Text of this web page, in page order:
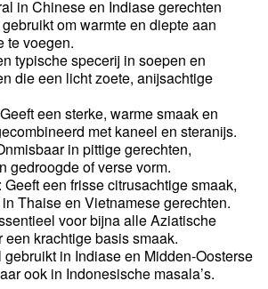
in Chinese en Indiase gerechten
om warmte en diepte aan
te voegen.
typische specerij in soepen en
die een licht zoete, anijsachtige
een sterke, warme smaak en
met kaneel en steranijs.
in pittige gerechten,
gedroogde of verse vorm.
: Geeft een frisse citrusachtige smaak,
Thaise en Vietnamese gerechten.
voor bijna alle Aziatische
een krachtige basis smaak.
gebruikt in Indiase en Midden-Oosterse
ook in Indonesische masala’s.